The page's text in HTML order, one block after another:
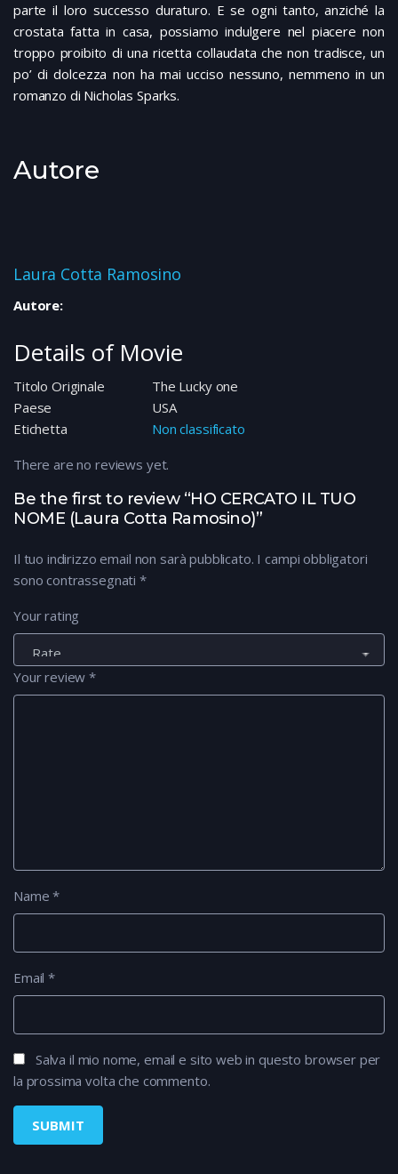
parte il loro successo duraturo. E se ogni tanto, anziché la
crostata fatta in casa, possiamo indulgere nel piacere non
troppo proibito di una ricetta collaudata che non tradisce, un
po’ di dolcezza non ha mai ucciso nessuno, nemmeno in un
romanzo di Nicholas Sparks.
Autore
Laura Cotta Ramosino
Autore:
Details of Movie
Titolo Originale
The Lucky one
Paese
USA
Etichetta
Non classificato
Be the first to review “HO CERCATO IL TUO
NOME (Laura Cotta Ramosino)”
Il tuo indirizzo email non sarà pubblicato. I campi obbligatori
sono contrassegnati *
Your rating
Your review*
Name*
Email*
Salva il mio nome, email e sito web in questo browser per
la prossima volta che commento.
There are no reviews yet.